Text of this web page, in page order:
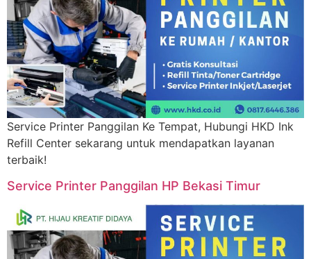
Service Printer Panggilan Ke Tempat, Hubungi HKD Ink
Refill Center sekarang untuk mendapatkan layanan
terbaik!
Service Printer Panggilan HP Bekasi Timur